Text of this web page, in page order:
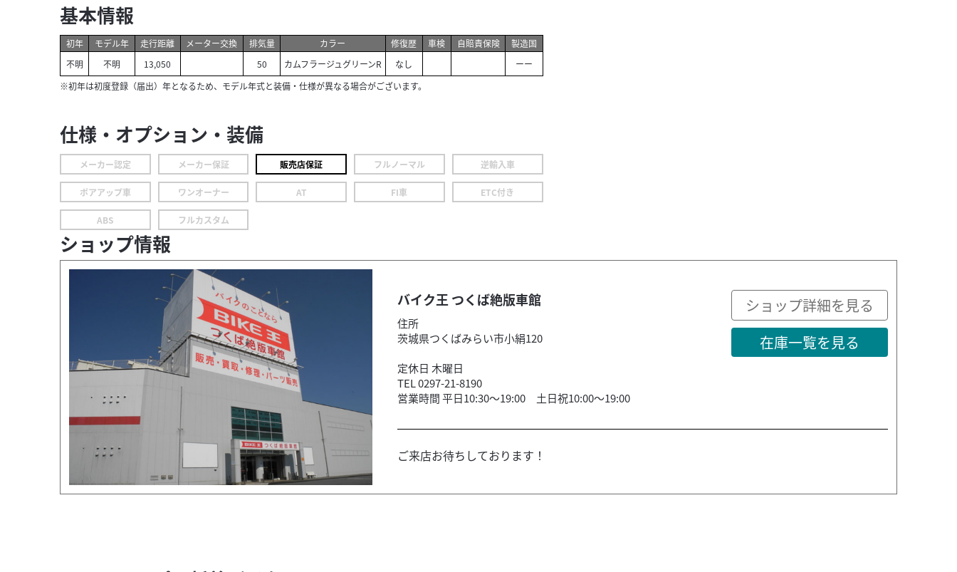
基本情報
初年
不明
モデル年
不明
走行距離
13,050
メーター交換
排気量
50
カラー
カムフラージュグリーンR
修復歴
なし
車検 自賠責保険
製造国
ーー
※初年は初度登録（届出）年となるため、モデル年式と装備・仕様が異なる場合がございます。
仕様・オプション・装備
メーカー認定 メーカー保証 販売店保証 フルノーマル 逆輸入車
ボアアップ車 ワンオーナー AT FI車 ETC付き
ABS フルカスタム
ショップ情報
バイク王 つくば絶版車館
住所
茨城県つくばみらい市小絹120
定休日 木曜日
TEL 0297-21-8190
営業時間 平日10:30～19:00 土日祝10:00～19:00
ショップ詳細を見る
在庫一覧を見る
ご来店お待ちしております！